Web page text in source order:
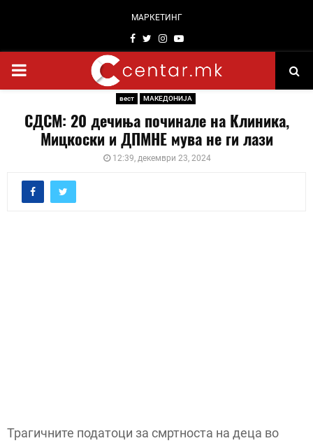
МАРКЕТИНГ
Facebook
TwitterInstagram
Youtube
PRIMARY
вест МАКЕДОНИЈА
СДСМ: 20 дечиња починале на Клиника,
Мицкоски и ДПМНЕ мува не ги лази
12:39, декември 23, 2024
Трагичните податоци за смртноста на деца во